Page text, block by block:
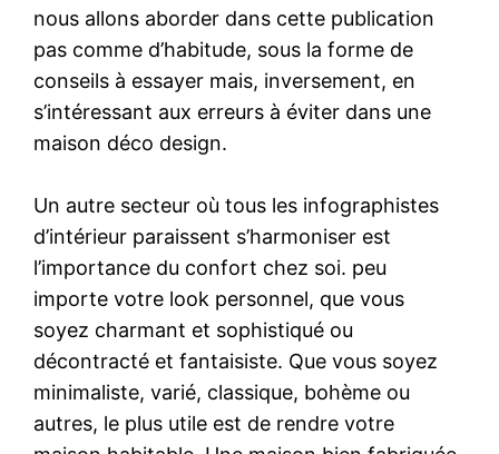
nous allons aborder dans cette publication
pas comme d’habitude, sous la forme de
conseils à essayer mais, inversement, en
s’intéressant aux erreurs à éviter dans une
maison déco design.
Un autre secteur où tous les infographistes
d’intérieur paraissent s’harmoniser est
l’importance du confort chez soi. peu
importe votre look personnel, que vous
soyez charmant et sophistiqué ou
décontracté et fantaisiste. Que vous soyez
minimaliste, varié, classique, bohème ou
autres, le plus utile est de rendre votre